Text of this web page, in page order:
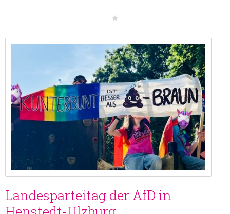
Landesparteitag der AfD in